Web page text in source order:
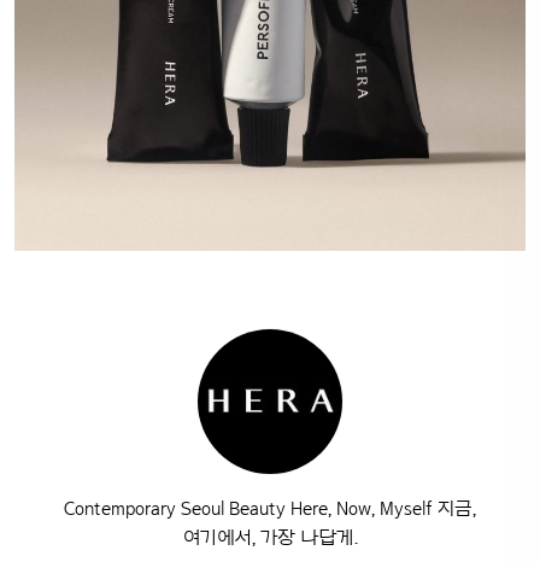
Contemporary Seoul Beauty Here, Now, Myself 지금,
여기에서, 가장 나답게.